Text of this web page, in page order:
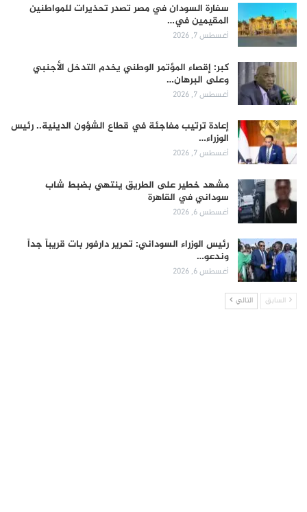
سفارة السودان في مصر تصدر تحذيرات للمواطنين
المقيمين في…
أغسطس 7, 2026
كبر: إقصاء المؤتمر الوطني يخدم التدخل الأجنبي
وعلى البرهان…
أغسطس 7, 2026
إعادة ترتيب مفاجئة في قطاع الشؤون الدينية.. رئيس
الوزراء…
أغسطس 7, 2026
مشهد خطير على الطريق ينتهي بضبط شاب
سوداني في القاهرة
أغسطس 6, 2026
رئيس الوزراء السوداني: تحرير دارفور بات قريباً جداً
وندعو…
أغسطس 6, 2026
السابق التالي